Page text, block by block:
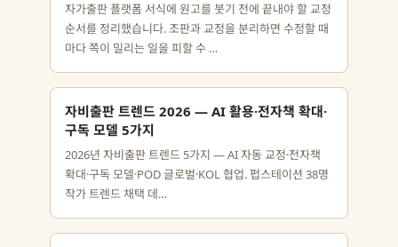
자가출판 플랫폼 서식에 원고를 붓기 전에 끝내야 할 교정
순서를 정리했습니다. 조판과 교정을 분리하면 수정할 때
마다 쪽이 밀리는 일을 피할 수 …
자비출판 트렌드 2026 — AI 활용·전자책 확대·
구독 모델 5가지
2026년 자비출판 트렌드 5가지 — AI 자동 교정·전자책
확대·구독 모델·POD 글로벌·KOL 협업. 펍스테이션 38명
작가 트렌드 채택 데…